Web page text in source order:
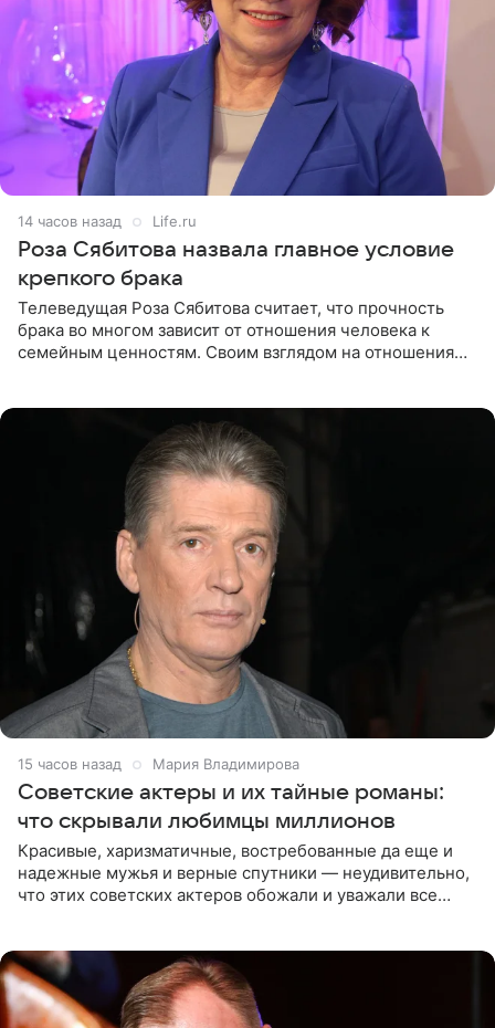
14 часов назад Life.ru
Роза Сябитова назвала главное условие
крепкого брака
Телеведущая Роза Сябитова считает, что прочность
брака во многом зависит от отношения человека к
семейным ценностям. Своим взглядом на отношения
15 часов назад Мария Владимирова
Советские актеры и их тайные романы:
что скрывали любимцы миллионов
Красивые, харизматичные, востребованные да еще и
надежные мужья и верные спутники — неудивительно,
что этих советских актеров обожали и уважали все